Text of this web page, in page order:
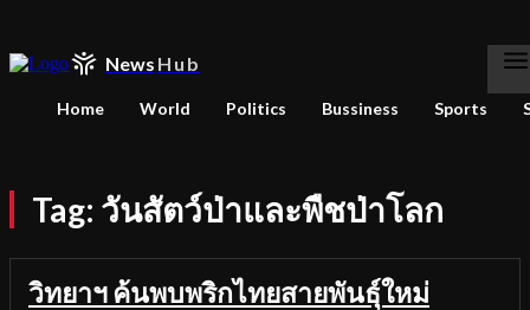
News Hub
Home World Politics Bussiness Sports
Tag: วันสัตว์ป่าและพืชป่าโลก
วิทยาฯ ค้นพบพริกไทยสายพันธุ์ใหม่